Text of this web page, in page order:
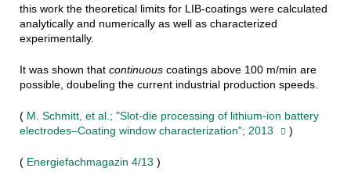
this work the theoretical limits for LIB-coatings were calculated
analytically and numerically as well as characterized
experimentally.
It was shown that continuouscoatings above 100 m/min are
possible, doubeling the current industrial production speeds.
( M. Schmitt, et al.; "Slot-die processing of lithium-ion battery
electrodes–Coating window characterization"; 2013
)
( Energiefachmagazin 4/13 )